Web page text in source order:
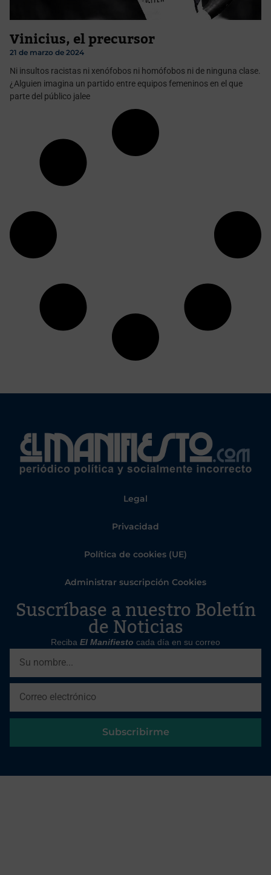
Vinicius, el precursor
21 de marzo de 2024
Ni insultos racistas ni xenófobos ni homófobos ni de ninguna clase.
¿Alguien imagina un partido entre equipos femeninos en el que
parte del público jalee
Legal
Privacidad
Política de cookies (UE)
Administrar suscripción Cookies
Suscríbase a nuestro Boletín
de Noticias
Reciba El Manifiesto cada día en su correo
Subscribirme